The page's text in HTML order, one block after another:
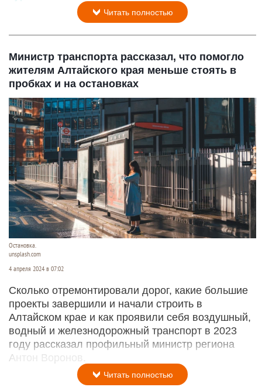
Читать полностью
Министр транспорта рассказал, что помогло
жителям Алтайского края меньше стоять в
пробках и на остановках
Остановка.
unsplash.com
4 апреля 2024 в 07:02
Сколько отремонтировали дорог, какие большие
проекты завершили и начали строить в
Алтайском крае и как проявили себя воздушный,
водный и железнодорожный транспорт в 2023
году рассказал профильный министр региона
Антон Воронов.
Читать полностью